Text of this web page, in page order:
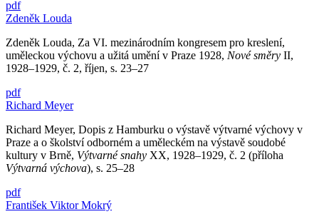
pdf
Zdeněk Louda
Zdeněk Louda, Za VI. mezinárodním kongresem pro kreslení,
uměleckou výchovu a užitá umění v Praze 1928, Nové směry II,
1928–1929, č. 2, říjen, s. 23–27
pdf
Richard Meyer
Richard Meyer, Dopis z Hamburku o výstavě výtvarné výchovy v
Praze a o školství odborném a uměleckém na výstavě soudobé
kultury v Brně, Výtvarné snahy XX, 1928–1929, č. 2 (příloha
Výtvarná výchova), s. 25–28
pdf
František Viktor Mokrý